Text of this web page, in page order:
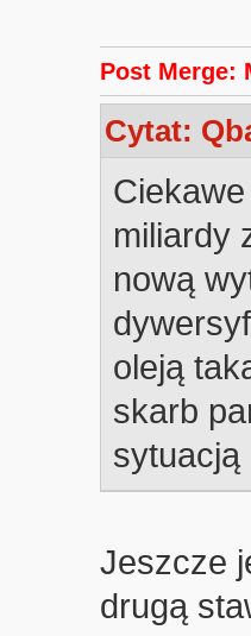
Post Merge:
Cytat:
miliardy
nową
oleją
skarb
sytuacją
Jeszcze
drugą